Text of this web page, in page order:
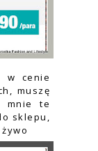
cenie
muszę
mnie te
sklepu,